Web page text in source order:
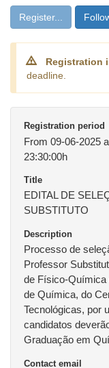
Register...
Registration
deadline.
Registration period
From 09-06-2025
23:30:00h
Title
EDITAL DE
SUBSTITUTO
Description
Processo de
Professor
de Físico-Química
de Química, do
Tecnológicas, por
candidatos
Graduação em
Contact email